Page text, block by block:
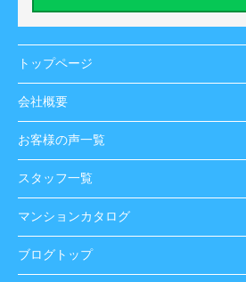
トップページ
会社概要
お客様の声一覧
スタッフ一覧
マンションカタログ
ブログトップ